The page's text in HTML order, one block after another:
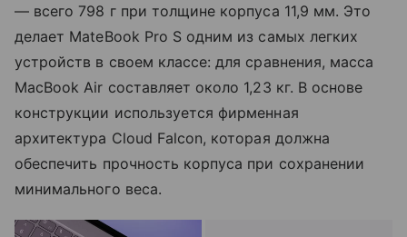
— всего 798 г при толщине корпуса 11,9 мм. Это
делает MateBook Pro S одним из самых легких
устройств в своем классе: для сравнения, масса
MacBook Air составляет около 1,23 кг. В основе
конструкции используется фирменная
архитектура Cloud Falcon, которая должна
обеспечить прочность корпуса при сохранении
минимального веса.